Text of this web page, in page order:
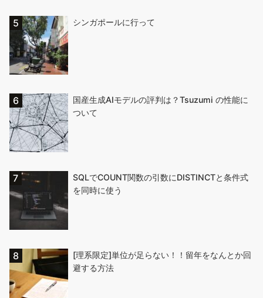
シンガポールに行って
国産生成AIモデルの評判は？Tsuzumi の性能に
ついて
SQLでCOUNT関数の引数にDISTINCTと条件式
を同時に使う
[理系限定]単位が足らない！！留年をなんとか回
避する方法